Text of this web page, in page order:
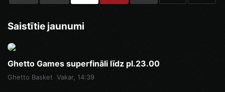
Saistītie jaunumi
Ghetto Games superfināli līdz pl.23.00
Ghetto Basket Vakar, 14:39